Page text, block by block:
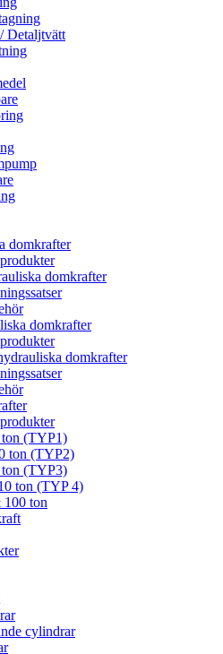
Detaljtvätt
domkrafter
domkrafter
domkrafter
domkrafter
ton (TYP1)
ton (TYP2)
(TYP3)
ton (TYP 4)
100 ton
cylindrar